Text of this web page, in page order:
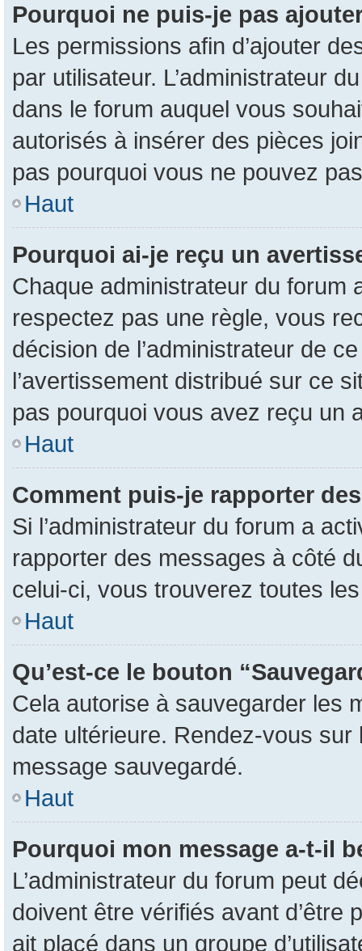
Pourquoi ne puis-je pas
Les permissions afin d’ajouter
par utilisateur. L’administrateur
dans le forum auquel vous
autorisés à insérer des pièces
pas pourquoi vous ne pouvez
Haut
Pourquoi ai-je reçu un
Chaque administrateur du forum
respectez pas une règle, vous
décision de l’administrateur de
l’avertissement distribué sur ce
pas pourquoi vous avez reçu un
Haut
Comment puis-je rapporter
Si l’administrateur du forum a
rapporter des messages à côté
celui-ci, vous trouverez toutes
Haut
Qu’est-ce le bouton
Cela autorise à sauvegarder les
date ultérieure. Rendez-vous sur
message sauvegardé.
Haut
Pourquoi mon message a-t-il
L’administrateur du forum peut
doivent être vérifiés avant d’être
ait placé dans un groupe